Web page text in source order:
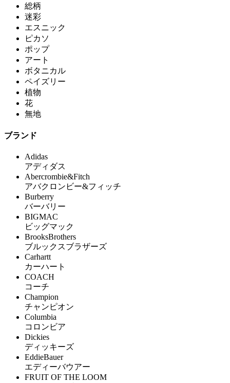
総柄
迷彩
エスニック
ピカソ
ポップ
アート
ボタニカル
ペイズリー
植物
花
無地
ブランド
Adidas
アディダス
Abercrombie&Fitch
アバクロンビー&フィッチ
Burberry
バーバリー
BIGMAC
ビッグマック
BrooksBrothers
ブルックスブラザーズ
Carhartt
カーハート
COACH
コーチ
Champion
チャンピオン
Columbia
コロンビア
Dickies
ディッキーズ
EddieBauer
エディーバウアー
FRUIT OF THE LOOM